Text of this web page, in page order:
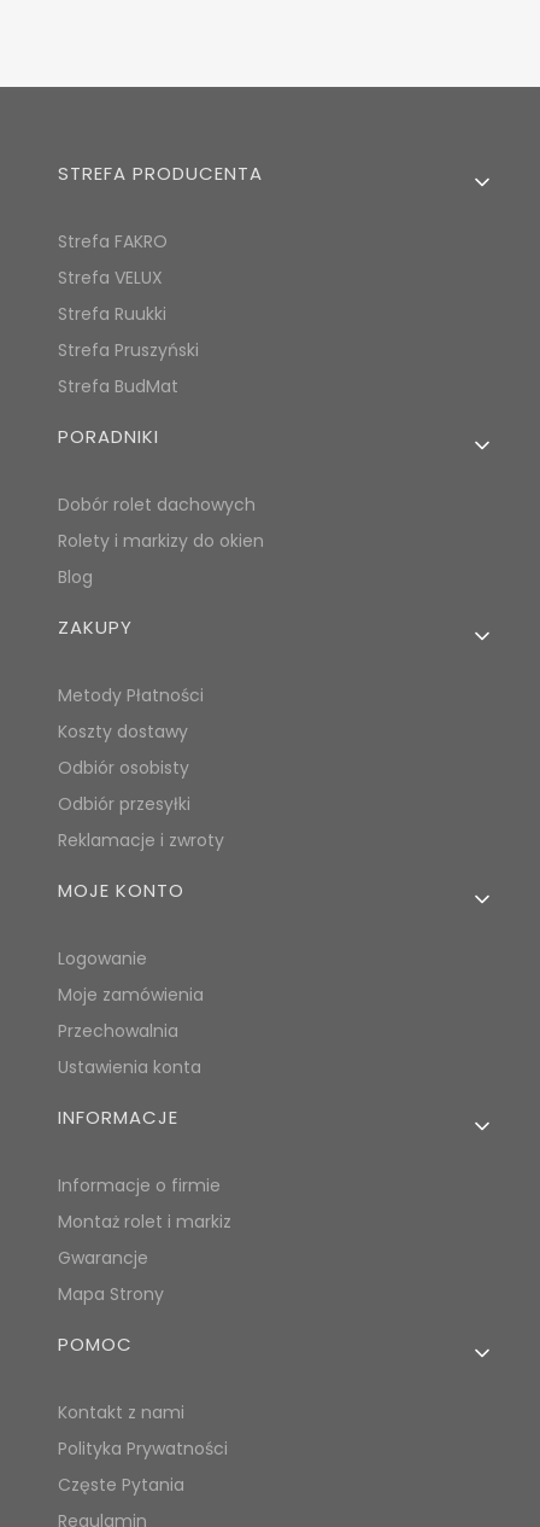
Linki w stopce
STREFA PRODUCENTA
Strefa FAKRO
Strefa VELUX
Strefa Ruukki
Strefa Pruszyński
Strefa BudMat
PORADNIKI
Dobór rolet dachowych
Rolety i markizy do okien
Blog
ZAKUPY
Metody Płatności
Koszty dostawy
Odbiór osobisty
Odbiór przesyłki
Reklamacje i zwroty
MOJE KONTO
Logowanie
Moje zamówienia
Przechowalnia
Ustawienia konta
INFORMACJE
Informacje o firmie
Montaż rolet i markiz
Gwarancje
Mapa Strony
POMOC
Kontakt z nami
Polityka Prywatności
Częste Pytania
Regulamin